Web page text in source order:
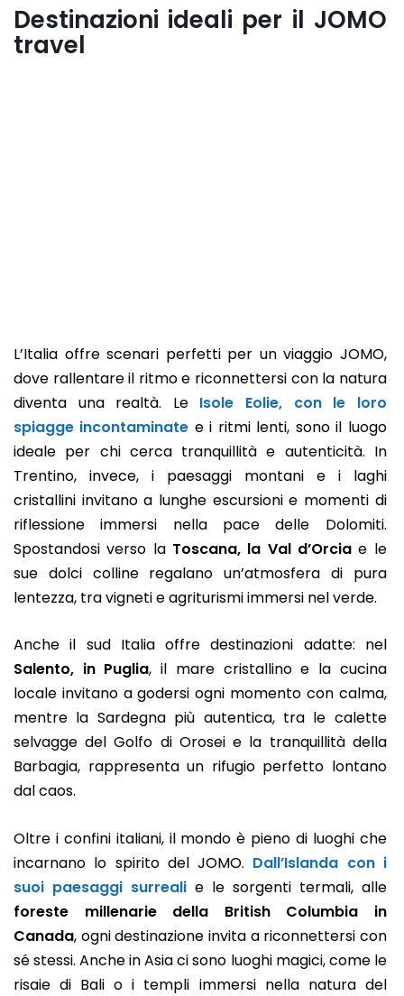
Destinazioni ideali per il JOMO
travel
L’Italia offre scenari perfetti per un viaggio JOMO,
dove rallentare il ritmo e riconnettersi con la natura
diventa una realtà. Le Isole Eolie, con le loro
spiagge incontaminate e i ritmi lenti, sono il luogo
ideale per chi cerca tranquillità e autenticità. In
Trentino, invece, i paesaggi montani e i laghi
cristallini invitano a lunghe escursioni e momenti di
riflessione immersi nella pace delle Dolomiti.
Spostandosi verso la Toscana, la Val d’Orcia e le
sue dolci colline regalano un’atmosfera di pura
lentezza, tra vigneti e agriturismi immersi nel verde.
Anche il sud Italia offre destinazioni adatte: nel
Salento, in Puglia, il mare cristallino e la cucina
locale invitano a godersi ogni momento con calma,
mentre la Sardegna più autentica, tra le calette
selvagge del Golfo di Orosei e la tranquillità della
Barbagia, rappresenta un rifugio perfetto lontano
dal caos.
Oltre i confini italiani, il mondo è pieno di luoghi che
incarnano lo spirito del JOMO. Dall’Islanda con i
suoi paesaggi surreali e le sorgenti termali, alle
foreste millenarie della British Columbia in
Canada, ogni destinazione invita a riconnettersi con
sé stessi. Anche in Asia ci sono luoghi magici, come le
risaie di Bali o i templi immersi nella natura del